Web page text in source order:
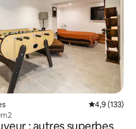
Note
4,9 (133)
: autres superbes